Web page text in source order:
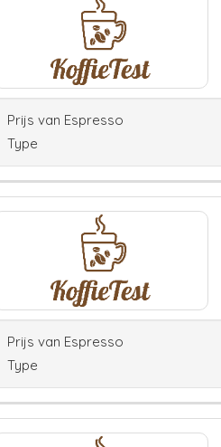
Prijs van Espresso
Type
Prijs van Espresso
Type